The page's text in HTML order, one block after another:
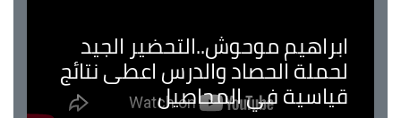
ابراهيم موحوش..التحضير الجيد
لحملة الحصاد والدرس اعطى نتائج
قياسية في المحاصيل